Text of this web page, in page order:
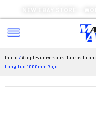
NEW EBAY STORE –
Inicio /Acoples universales fluorosilicona
Longitud 1000mm Rojo